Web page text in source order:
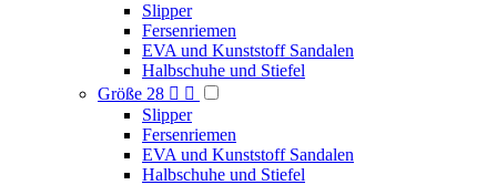
Slipper
Fersenriemen
EVA und Kunststoff Sandalen
Halbschuhe und Stiefel
Größe 28  
Slipper
Fersenriemen
EVA und Kunststoff Sandalen
Halbschuhe und Stiefel